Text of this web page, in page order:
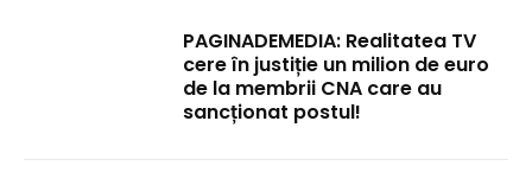
PAGINADEMEDIA: Realitatea TV
cere în justiție un milion de euro
de la membrii CNA care au
sancționat postul!